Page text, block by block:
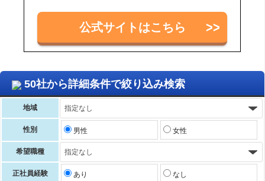
公式サイトはこちら
50社から詳細条件で絞り込み検索
地域
性別 男性 女性
希望職種
正社員経験 あり なし